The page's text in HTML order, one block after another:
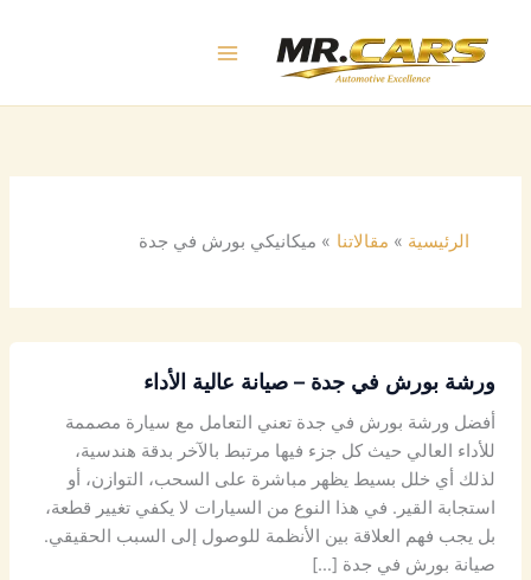
المحتوى
الرئيسية مقالاتنا ميكانيكي بورش في جدة
ورشة بورش في جدة – صيانة عالية الأداء
أفضل ورشة بورش في جدة تعني التعامل مع سيارة مصممة
للأداء العالي حيث كل جزء فيها مرتبط بالآخر بدقة هندسية،
لذلك أي خلل بسيط يظهر مباشرة على السحب، التوازن، أو
استجابة القير. في هذا النوع من السيارات لا يكفي تغيير قطعة،
بل يجب فهم العلاقة بين الأنظمة للوصول إلى السبب الحقيقي.
صيانة بورش في جدة […]
بورش
في
جدة
–
صيانة
عالية
الأداء